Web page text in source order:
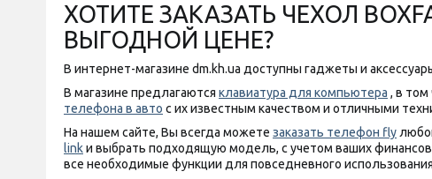
ХОТИТЕ ЗАКАЗАТЬ ЧЕХОЛ
ВЫГОДНОЙ ЦЕНЕ?
В интернет-магазине dm.kh.ua доступны гаджеты и
В магазине предлагаются клавиатура для компьютера , в том
телефона в авто с их известным качеством и отличными
На нашем сайте, Вы всегда можете заказать телефон fly
linkи выбрать подходящую модель, с учетом ваших
все необходимые функции для повседневного